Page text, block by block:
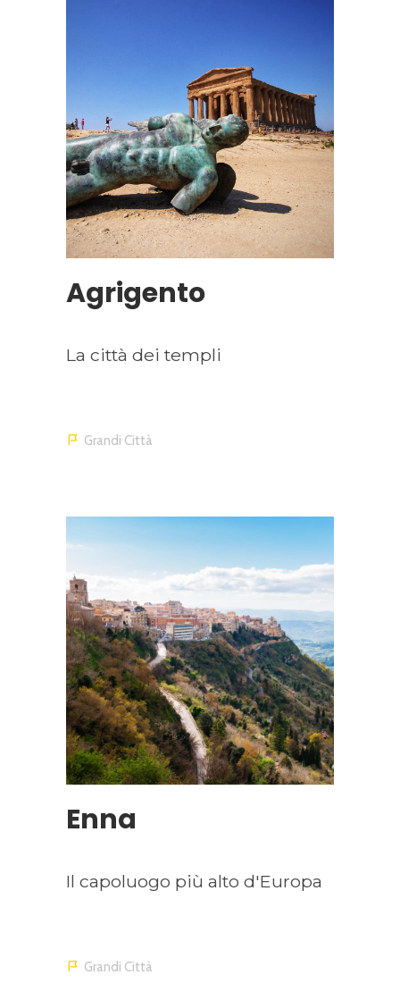
Agrigento
La città dei templi
Grandi Città
Enna
Il capoluogo più alto d'Europa
Grandi Città